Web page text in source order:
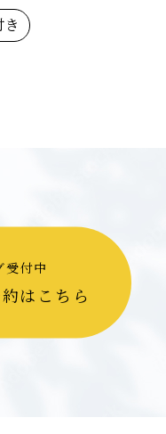
受付中
はこちら